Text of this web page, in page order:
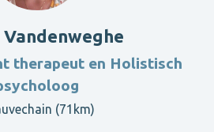
therapeut en Holistisch
(71km)